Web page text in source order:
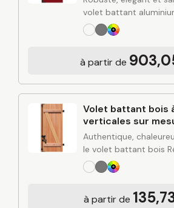
volet battant
Mesure apporte une
pour protéger et
rigidité de l’aluminium
à partir de
Volet battant bois
verticales sur
Authentique,
le volet battant bois
apporte du cachet à
en renforçant
mesure…
à partir de